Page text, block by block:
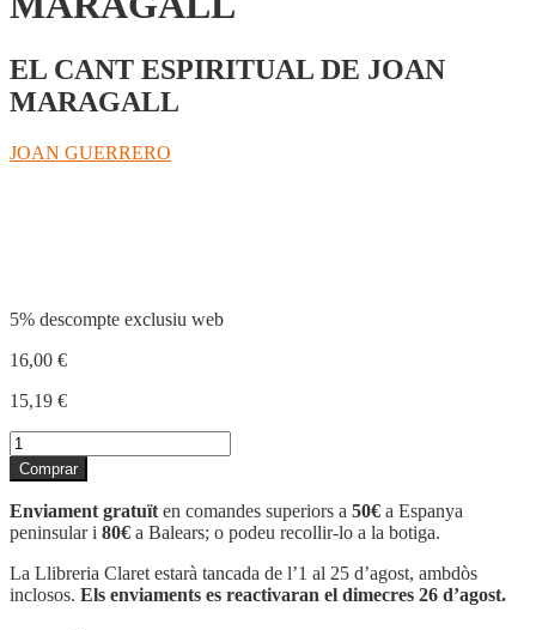
EL CANT ESPIRITUAL DE JOAN
MARAGALL
JOAN GUERRERO
5% descompte exclusiu web
16,00 €
15,19 €
quantitat
de
GRÀCIES.
EL
CANT
ESPIRITUAL
DE
JOAN
Comprar
Enviament gratuït en comandes superiors a 50€ a Espanya
peninsular i 80€ a Balears; o podeu recollir-lo a la botiga.
La Llibreria Claret estarà tancada de l’1 al 25 d’agost, ambdòs
inclosos. Els enviaments es reactivaran el dimecres 26 d’agost.